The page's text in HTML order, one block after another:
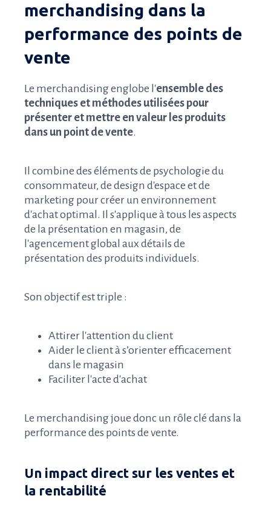
merchandising dans la
performance des points de
vente
Le merchandising englobe l'ensemble des
techniques et méthodes utilisées pour
présenter et mettre en valeur les produits
dans un point de vente.
Il combine des éléments de psychologie du
consommateur, de design d'espace et de
marketing pour créer un environnement
d'achat optimal. Il s'applique à tous les aspects
de la présentation en magasin, de
l'agencement global aux détails de
présentation des produits individuels.
Son objectif est triple :
Attirer l'attention du client
Aider le client à s’orienter efficacement
dans le magasin
Faciliter l'acte d'achat
Le merchandising joue donc un rôle clé dans la
performance des points de vente.
Un impact direct sur les ventes et
la rentabilité